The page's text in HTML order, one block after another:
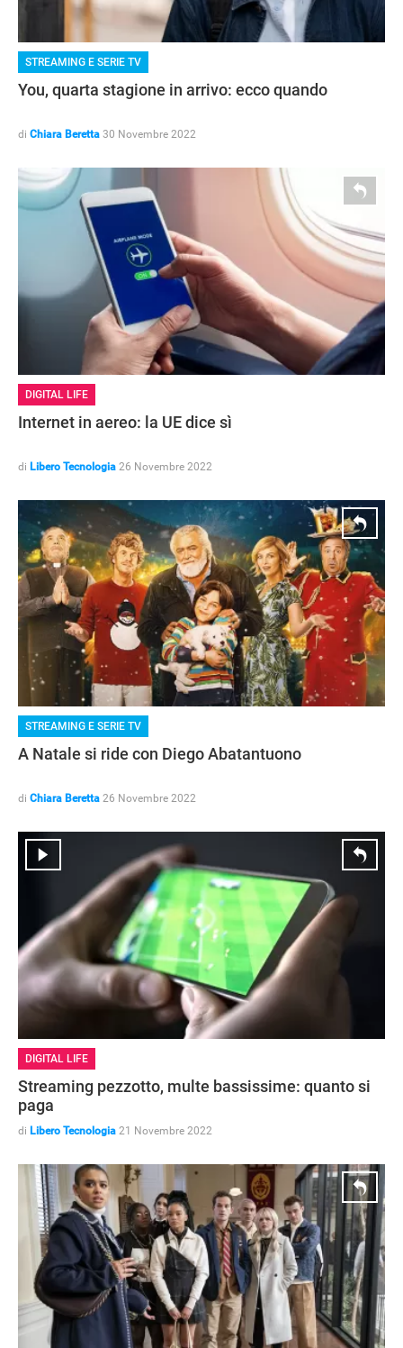
STREAMING E SERIE TV
You, quarta stagione in arrivo: ecco quando
di Chiara Beretta 30 Novembre 2022
DIGITAL LIFE
Internet in aereo: la UE dice sì
di Libero Tecnologia 26 Novembre 2022
STREAMING E SERIE TV
A Natale si ride con Diego Abatantuono
di Chiara Beretta 26 Novembre 2022
DIGITAL LIFE
Streaming pezzotto, multe bassissime: quanto si
paga
di Libero Tecnologia 21 Novembre 2022